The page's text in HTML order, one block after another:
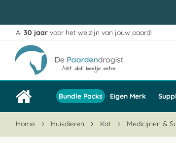
Ga
naar
de
inhoud
Al 30 jaar voor het welzijn van jouw paard!
Bundle Packs Eigen Merk
Home Huisdieren Kat Medicijnen &